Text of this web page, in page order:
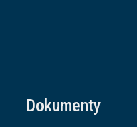
Dokumenty